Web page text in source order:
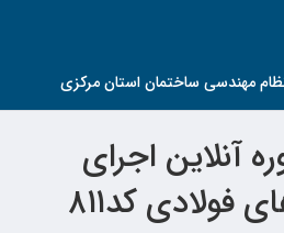
مهندسی ساختمان استان مرکزی
آنلاین اجرای
فولادی کد۸۱۱